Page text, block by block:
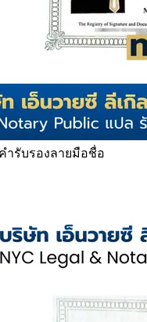
ำรับรองลายมือชื่อ